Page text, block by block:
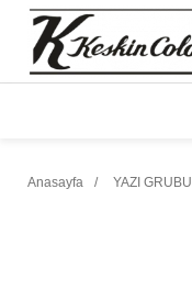
Anasayfa YAZI GRUBU